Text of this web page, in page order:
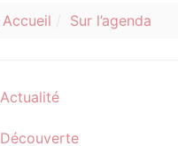
Accueil Sur l’agenda
Actualité
Découverte